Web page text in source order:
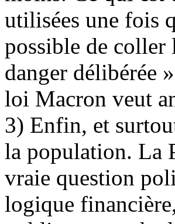
utilisées une fois
possible de coller
danger délibérée
loi Macron veut
3) Enfin, et
la population. La
vraie question
logique